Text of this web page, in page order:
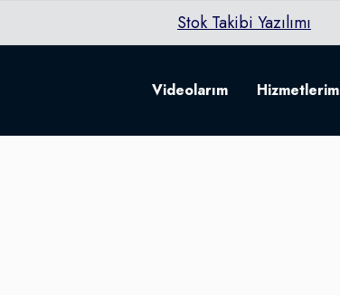
Stok Takibi Yazılımı
Videolarım Hizmetlerim